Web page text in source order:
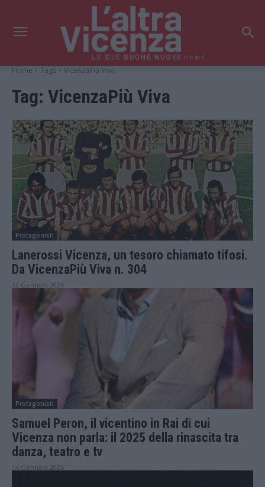
news
Home Tags VicenzaPiù Viva
Tag: VicenzaPiù Viva
Protagonisti
Lanerossi Vicenza, un tesoro chiamato tifosi.
Da VicenzaPiù Viva n. 304
22 Gennaio 2026
Protagonisti
Samuel Peron, il vicentino in Rai di cui
Vicenza non parla: il 2025 della rinascita tra
danza, teatro e tv
14 Gennaio 2026